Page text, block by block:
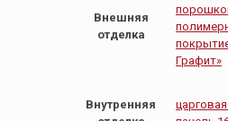
Внешняя
отделка
Графит»
Внутренняя